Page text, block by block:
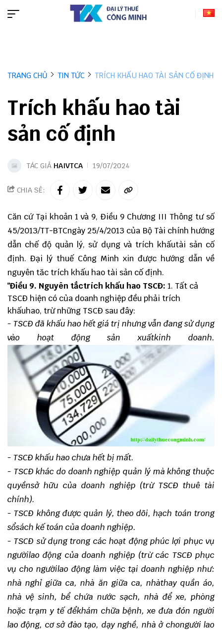
TRANG CHỦ TIN TỨC TRÍCH KHẤU HAO TÀI SẢN CỐ ĐỊNH
Trích khấu hao tài
sản cố định
TÁC GIẢ HAIVTCA 19/07/2024
CHIA SẺ:
Căn cứ Tại khoản 1 và 9, Điều 9 Chương III Thông tư số
45/2013/TT-BTCngày 25/4/2013 của Bộ Tài chính hướng
dẫn chế độ quản lý, sử dụng và trích khấutài sản cố
định. Đại lý thuế Công Minh xin được hướng dẫn về
nguyên tăc trích khấu hao tài sản cố định.
"Điều 9. Nguyên tắctrích khấu hao TSCĐ: 1. Tất cả
TSCĐ hiện có của doanh nghiệp đều phải trích
khấuhao, trừ những TSCĐ sau đây:
- TSCĐ đã khấu hao hết giá trị nhưng vẫn đang sử dụng
vào hoạt động sản xuấtkinh doanh.
- TSCĐ khấu hao chưa hết bị mất.
- TSCĐ khác do doanh nghiệp quản lý mà không thuộc
quyềnsở hữu của doanh nghiệp (trừ TSCĐ thuê tài
chính).
- TSCĐ không được quản lý, theo dõi, hạch toán trong
sổsách kế toán của doanh nghiệp.
- TSCĐ sử dụng trong các hoạt động phúc lợi phục vụ
ngườilao động của doanh nghiệp (trừ các TSCĐ phục
vụ cho ngườilao động làm việc tại doanh nghiệp như:
nhà nghỉ giữa ca, nhà ăn giữa ca, nhàthay quần áo,
nhà vệ sinh, bể chứa nước sạch, nhà để xe, phòng
hoặc trạm y tế đểkhám chữa bệnh, xe đưa đón người
lao động, cơ sở đào tạo, dạy nghề, nhà ở chongười lao